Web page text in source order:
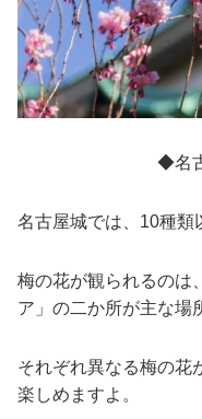
◆名
名古屋城では、10種類
梅の花が観られるのは
ア」の二か所が主な場
それぞれ異なる梅の花
楽しめますよ。